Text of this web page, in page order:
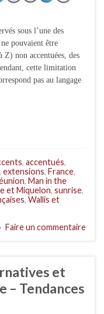
sous l’une des
pouvaient être
Z) non accentuées, des
cette limitation
pas au langage
, accentués,
, extensions, France,
, Man in the
et Miquelon, sunrise,
, Wallis et
Faire un commentaire
et
– Tendances